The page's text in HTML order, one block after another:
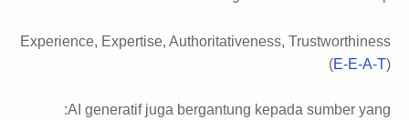
Experience, Expertise, Authoritativeness, Trustworthiness
(E-E-A-T)
AI generatif juga bergantung kepada sumber yang: